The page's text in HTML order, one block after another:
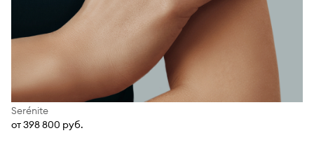
Serénite
от 398 800 руб.